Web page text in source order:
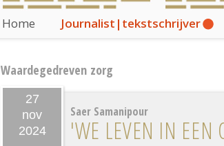
Home Journalist|tekstschrijver
Waardegedreven zorg
27
nov
2024
Saer Samanipour
'WE LEVEN IN EEN